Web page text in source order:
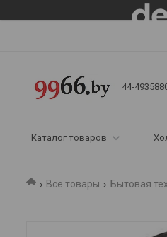
44-
Каталог товаров
Все товары Бытовая